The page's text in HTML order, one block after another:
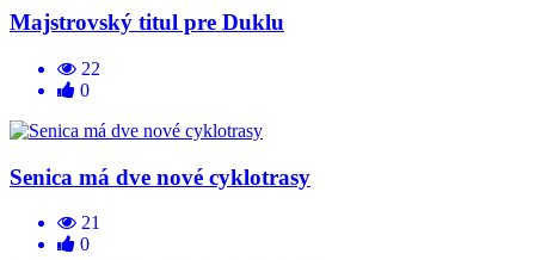
Majstrovský titul pre Duklu
22
0
Senica má dve nové cyklotrasy
21
0